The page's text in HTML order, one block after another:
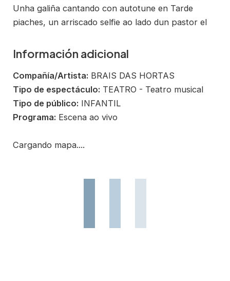
Unha galiña cantando con autotune en Tarde
piaches, un arriscado selfie ao lado dun pastor el
Información adicional
Compañía/Artista: BRAIS DAS HORTAS
Tipo de espectáculo: TEATRO - Teatro musical
Tipo de público: INFANTIL
Programa: Escena ao vivo
Cargando mapa....